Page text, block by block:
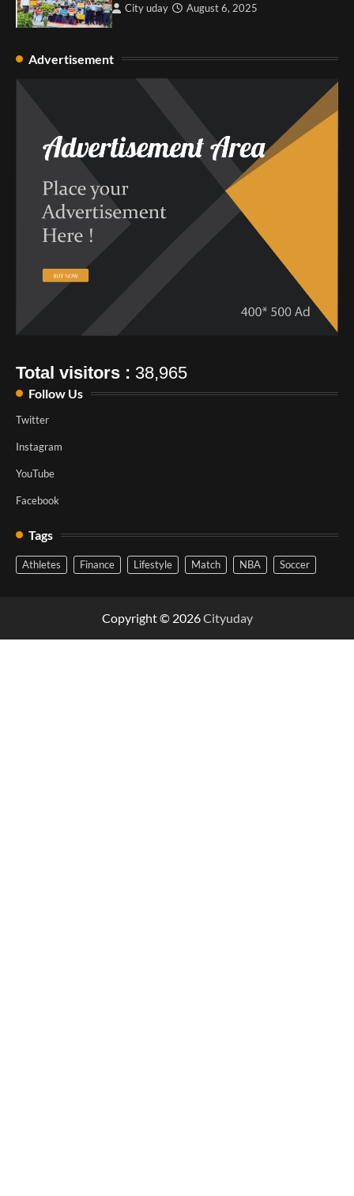
City uday August 6, 2025
Advertisement
Total visitors : 38,965
Follow Us
Twitter
Instagram
YouTube
Facebook
Tags
Athletes Finance Lifestyle Match NBA Soccer
Copyright © 2026Cityuday